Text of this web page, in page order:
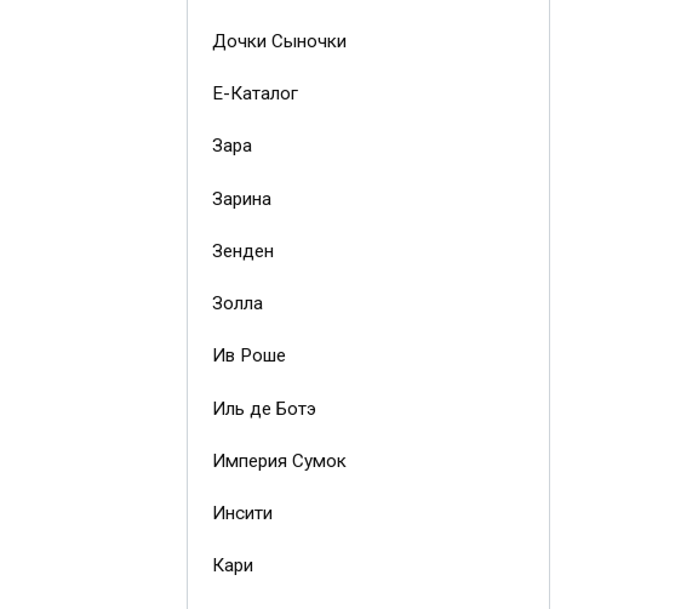
Дочки Сыночки
Е-Каталог
Зара
Зарина
Зенден
Золла
Ив Роше
Иль де Ботэ
Империя Сумок
Инсити
Кари